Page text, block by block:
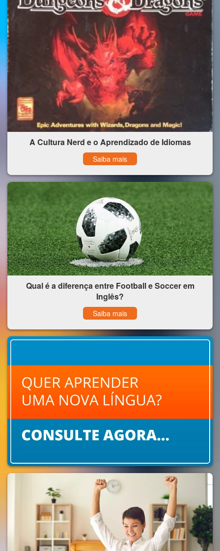
A Cultura Nerd e o Aprendizado de Idiomas
Saiba mais
Qual é a diferença entre Football e Soccer em
Inglês?
Saiba mais